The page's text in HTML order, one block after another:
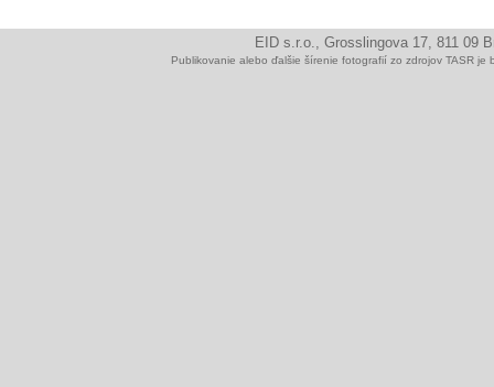
EID s.r.o., Grosslingova 17, 811 09
Publikovanie alebo ďalšie šírenie fotografií zo zdrojov TASR